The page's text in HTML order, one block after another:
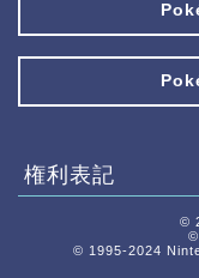
権利表記
©
©
© 1995-2024